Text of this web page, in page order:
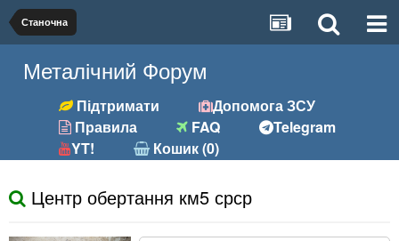
Станочна
Металічний Форум
Підтримати
Допомога ЗСУ
Правила
FAQ
Telegram
YT!
Кошик (0)
Центр обертання км5 срср